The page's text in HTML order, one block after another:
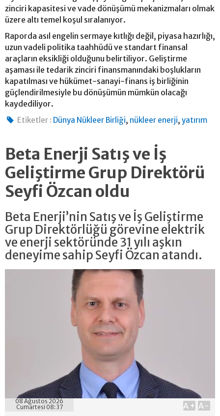
zinciri kapasitesi ve vade dönüşümü mekanizmaları olmak
üzere altı temel koşul sıralanıyor.
Raporda asıl engelin sermaye kıtlığı değil, piyasa hazırlığı,
uzun vadeli politika taahhüdü ve standart finansal
araçların eksikliği olduğunu belirtiliyor. Geliştirme
aşaması ile tedarik zinciri finansmanındaki boşlukların
kapatılması ve hükümet-sanayi-finans iş birliğinin
güçlendirilmesiyle bu dönüşümün mümkün olacağı
kaydediliyor.
Etiketler : Dünya Nükleer Birliği, nükleer enerji,yatırım
Beta Enerji Satış ve İş
Geliştirme Grup Direktörü
Seyfi Özcan oldu
Beta Enerji’nin Satış ve İş Geliştirme
Grup Direktörlüğü görevine elektrik
ve enerji sektöründe 31 yılı aşkın
deneyime sahip Seyfi Özcan atandı.
08 Ağustos 2026
Cumartesi 08:37
A+ A-